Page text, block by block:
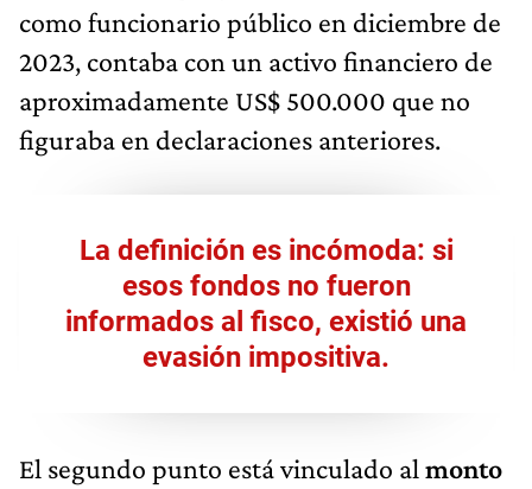
como funcionario público en diciembre de
2023, contaba con un activo financiero de
aproximadamente US$ 500.000 que no
figuraba en declaraciones anteriores.
La definición es incómoda: si
esos fondos no fueron
informados al fisco, existió una
evasión impositiva.
El segundo punto está vinculado al monto